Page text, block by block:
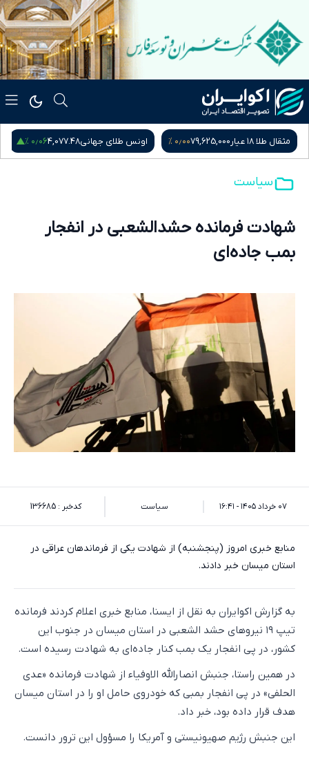
مثقال طلا ۱۸ عیار 79,625,000۰٫۰۰ % اونس طلای جهانی4,077.48۰٫۰۶ %
سیاست
شهادت فرمانده حشدالشعبی در انفجار
بمب جاده‌ای
۰۷ خرداد ۱۴۰۵ - ۱۶:۴۱ سیاست کدخبر : 136685
منابع خبری امروز (پنجشنبه) از شهادت یکی از فرماندهان عراقی در
استان میسان خبر دادند.
به گزارش اکوایران به نقل از ایسنا، منابع خبری اعلام کردند فرمانده
تیپ ۱۹ نیروهای حشد الشعبی در استان میسان در جنوب این
کشور، در پی انفجار یک بمب کنار جاده‌ای به شهادت رسیده است.
در همین راستا، جنبش انصارالله الاوفیاء از شهادت فرمانده «عدی
الحلفی» در پی انفجار بمبی که خودروی حامل او را در استان میسان
هدف قرار داده بود، خبر داد.
این جنبش رژیم صهیونیستی و آمریکا را مسؤول این ترور دانست.